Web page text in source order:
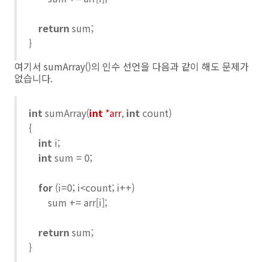
return sum;
}
여기서 sumArray()의 인수 선언을 다음과 같이 해도 문제가
없습니다.
intsumArray(int *arr, intcount)
{
int i;
intsum = 0;
for (i=0; i<count; i++)
sum += arr[i];
return sum;
}